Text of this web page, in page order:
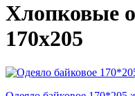
Хлопковые
170x205